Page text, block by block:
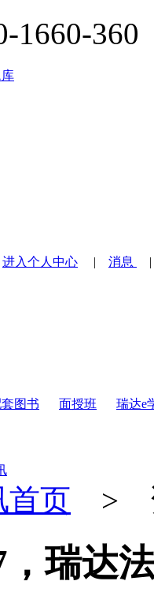
1660-
进入个人中心 | 消息
图书 面授班
瑞达e
首页 >
瑞达